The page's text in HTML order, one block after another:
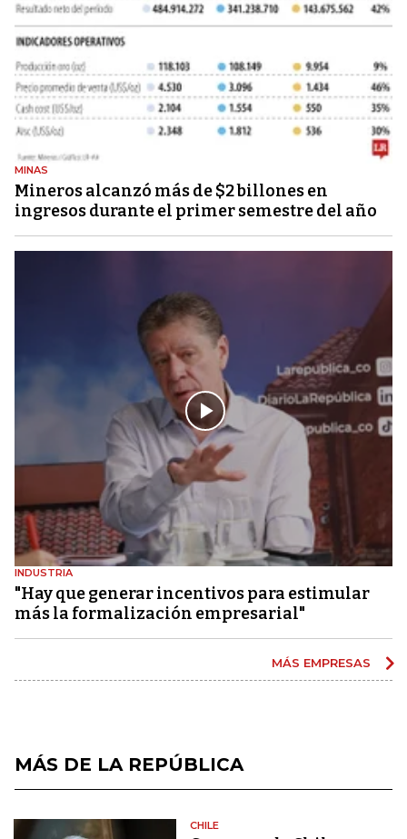
MINAS
Mineros alcanzó más de $2 billones en
ingresos durante el primer semestre del año
INDUSTRIA
"Hay que generar incentivos para estimular
más la formalización empresarial"
MÁS EMPRESAS
MÁS DE LA REPÚBLICA
CHILE